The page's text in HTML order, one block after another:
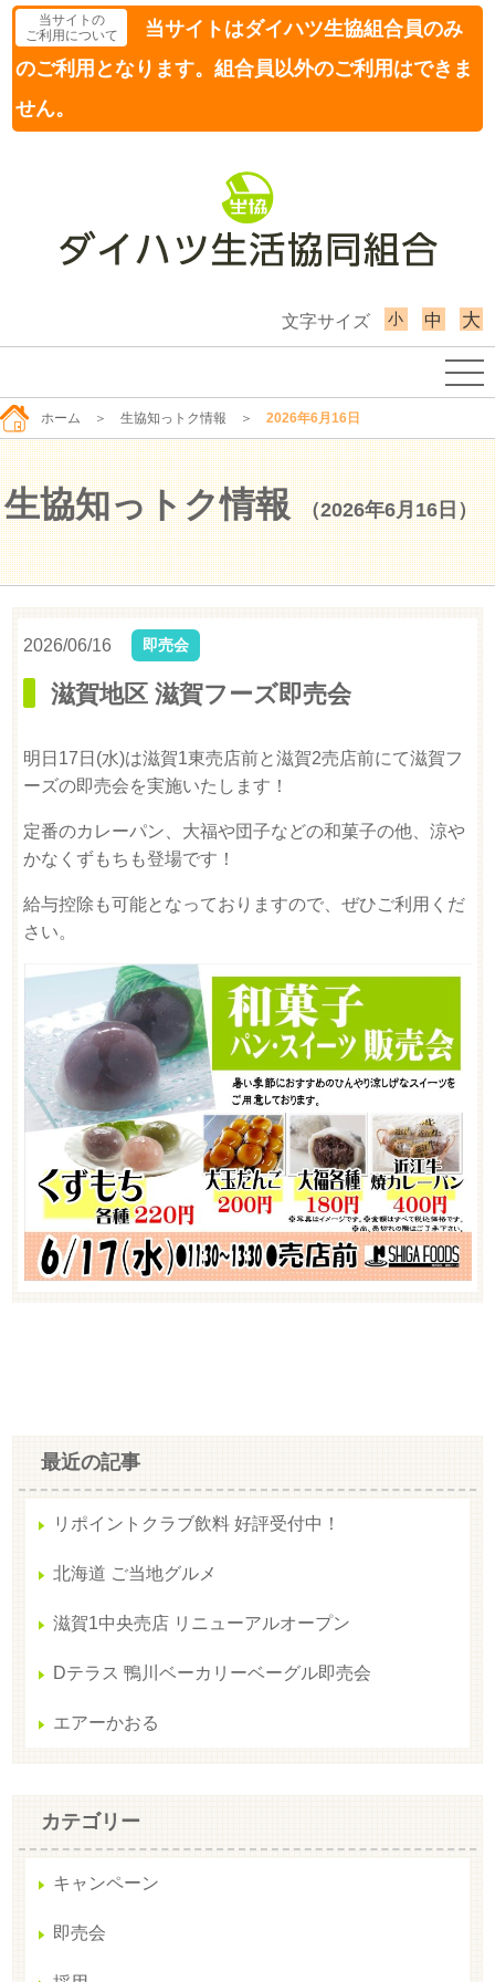
当サイトの
ご利用について
当サイトはダイハツ生協組合員のみ
のご利用となります。組合員以外のご利用はできま
せん。
文字サイズ 小 中 大
ホーム ＞ 生協知っトク情報 ＞ 2026年6月16日
生協知っトク情報 （2026年6月16日）
2026/06/16 即売会
滋賀地区 滋賀フーズ即売会
明日17日(水)は滋賀1東売店前と滋賀2売店前にて滋賀フ
ーズの即売会を実施いたします！
定番のカレーパン、大福や団子などの和菓子の他、涼や
かなくずもちも登場です！
給与控除も可能となっておりますので、ぜひご利用くだ
さい。
最近の記事
リポイントクラブ飲料 好評受付中！
北海道 ご当地グルメ
滋賀1中央売店 リニューアルオープン
Dテラス 鴨川ベーカリーベーグル即売会
エアーかおる
カテゴリー
キャンペーン
即売会